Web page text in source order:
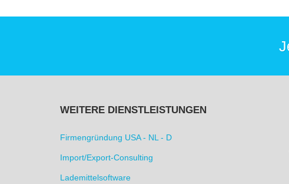
WEITERE DIENSTLEISTUNGEN
Firmengründung USA - NL - D
Import/Export-Consulting
Lademittelsoftware